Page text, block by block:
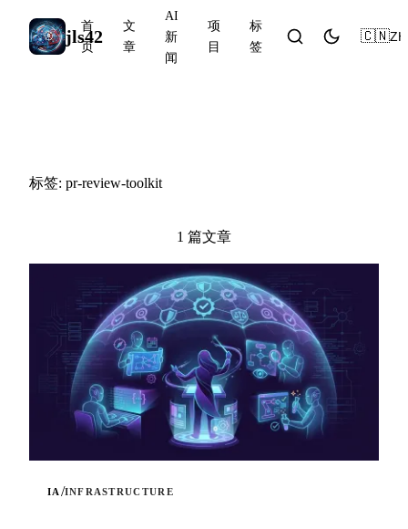
jls42
首
页
文
章
AI
新
闻
项
目
标
签
🇨🇳ZH
标签: pr-review-toolkit
1 篇文章
IA /INFRASTRUCTURE